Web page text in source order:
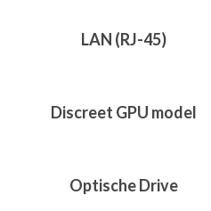
LAN (RJ-45)
Discreet GPU model
Optische Drive